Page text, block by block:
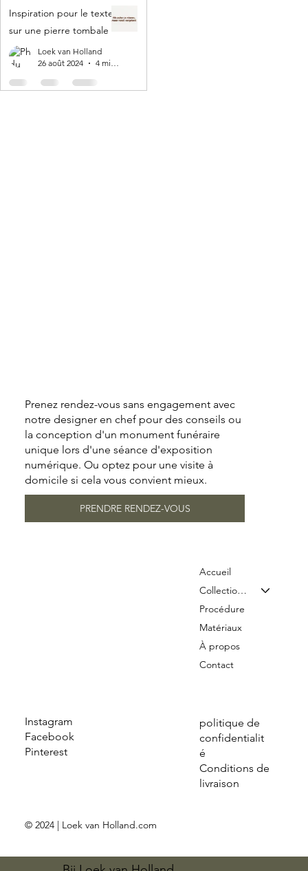
Inspiration pour le texte
sur une pierre tombale
Loek van Holland
26 août 2024
4 min de lecture
Instagram
Facebook
Pinterest
politique de
confidentialit
é
Conditions de
livraison
Accueil
Collection & Tarifs
Procédure
Matériaux
À propos
Contact
© 2024 | Loek van Holland.com
Prenez rendez-vous sans engagement avec
notre designer en chef pour des conseils ou
la conception d'un monument funéraire
unique lors d'une séance d'exposition
numérique. Ou optez pour une visite à
domicile si cela vous convient mieux.
PRENDRE RENDEZ-VOUS